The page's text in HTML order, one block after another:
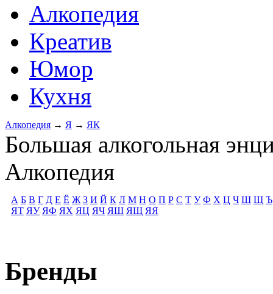
Алкопедия
Креатив
Юмор
Кухня
Алкопедия → Я → ЯК
Большая алкогольная
Алкопедия
А Б В Г Д Е Ё Ж З И Й К Л М Н О П Р С Т У Ф Х Ц Ч Ш Щ Ъ
ЯТ ЯУ ЯФ ЯХ ЯЦ ЯЧ ЯШ ЯЩ ЯЯ
Бренды